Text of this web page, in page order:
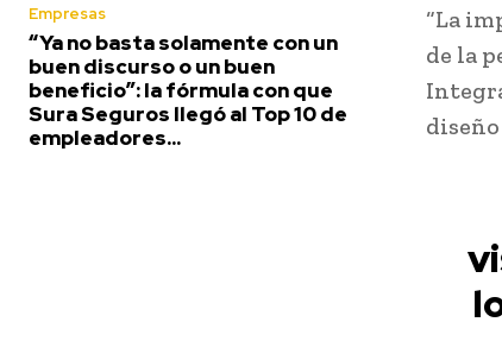
Empresas
“Ya no basta solamente con un
buen discurso o un buen
beneficio”: la fórmula con que
Sura Seguros llegó al Top 10 de
empleadores...
“La
de la